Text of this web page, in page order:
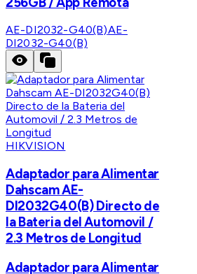
AE-DI2032-G40(B)AE-
DI2032-G40(B)
HIKVISION
Adaptador para Alimentar
Dahscam AE-
DI2032G40(B) Directo de
la Bateria del Automovil /
2.3 Metros de Longitud
Adaptador para Alimentar